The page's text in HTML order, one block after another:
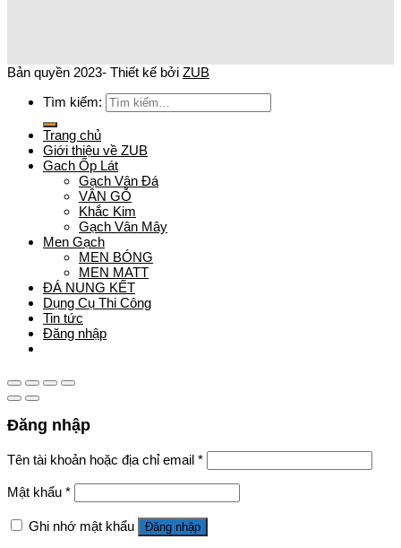
Bản quyền 2023- Thiết kế bởi ZUB
Tìm kiếm:
Trang chủ
Giới thiệu về ZUB
Gach Ốp Lát
Gạch Vân Đá
VÂN GỖ
Khắc Kim
Gạch Vân Mây
Men Gạch
MEN BÓNG
MEN MATT
ĐÁ NUNG KẾT
Dụng Cụ Thi Công
Tin tức
Đăng nhập
Đăng nhập
Tên tài khoản hoặc địa chỉ email *
Mật khẩu *
Ghi nhớ mật khẩu Đăng nhập